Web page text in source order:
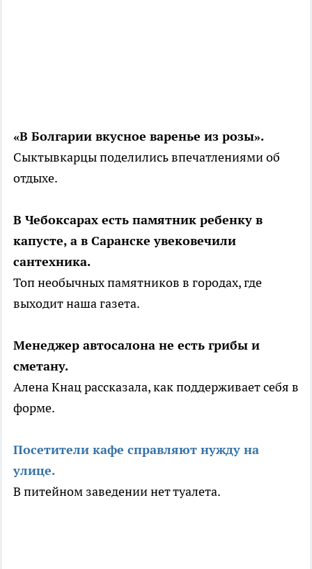
«В Болгарии вкусное варенье из розы».
Сыктывкарцы поделились впечатлениями об
отдыхе.
В Чебоксарах есть памятник ребенку в
капусте, а в Саранске увековечили
сантехника.
Топ необычных памятников в городах, где
выходит наша газета.
Менеджер автосалона не есть грибы и
сметану.
Алена Кнац рассказала, как поддерживает себя в
форме.
Посетители кафе справляют нужду на
улице.
В питейном заведении нет туалета.